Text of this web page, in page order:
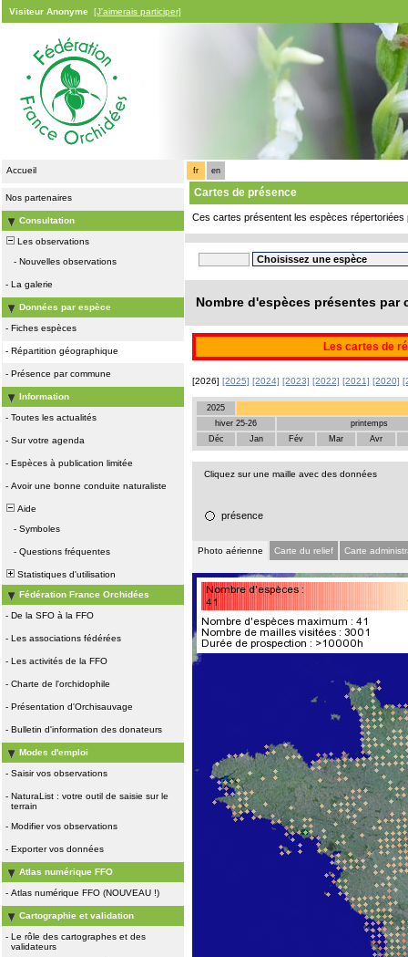
Visiteur Anonyme [J'aimerais participer]
Accueil
Nos partenaires
Consultation
Les observations
- Nouvelles observations
- La galerie
Données par espèce
- Fiches espèces
- Répartition géographique
- Présence par commune
Information
- Toutes les actualités
- Sur votre agenda
- Espèces à publication limitée
- Avoir une bonne conduite naturaliste
Aide
- Symboles
- Questions fréquentes
Statistiques d'utilisation
Fédération France Orchidées
- De la SFO à la FFO
- Les associations fédérées
- Les activités de la FFO
- Charte de l'orchidophile
- Présentation d'Orchisauvage
- Bulletin d'information des donateurs
Modes d'emploi
- Saisir vos observations
- NaturaList : votre outil de saisie sur le
terrain
- Modifier vos observations
- Exporter vos données
Atlas numérique FFO
- Atlas numérique FFO (NOUVEAU !)
Cartographie et validation
- Le rôle des cartographes et des
validateurs
fr en
Cartes de présence
Ces cartes présentent les espèces répertoriées
Nombre d'espèces présentes par
Les cartes de
[2026] [2025] [2024] [2023] [2022] [2021] [2020]
2025
hiver 25-26
printemps
Déc
Jan Fév Mar Avr
Cliquez sur une maille avec des données
présence
Photo aérienne Carte du relief Carte